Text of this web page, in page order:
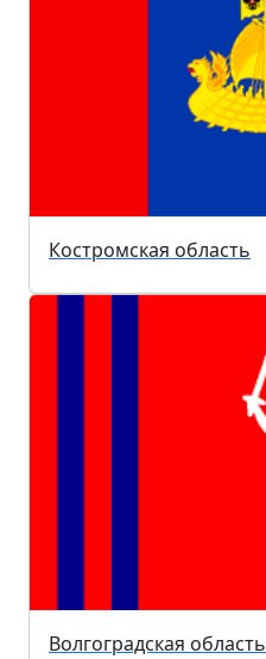
Костромская область
Волгоградская область